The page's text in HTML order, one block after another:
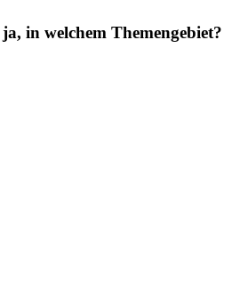
in welchem Themengebiet?